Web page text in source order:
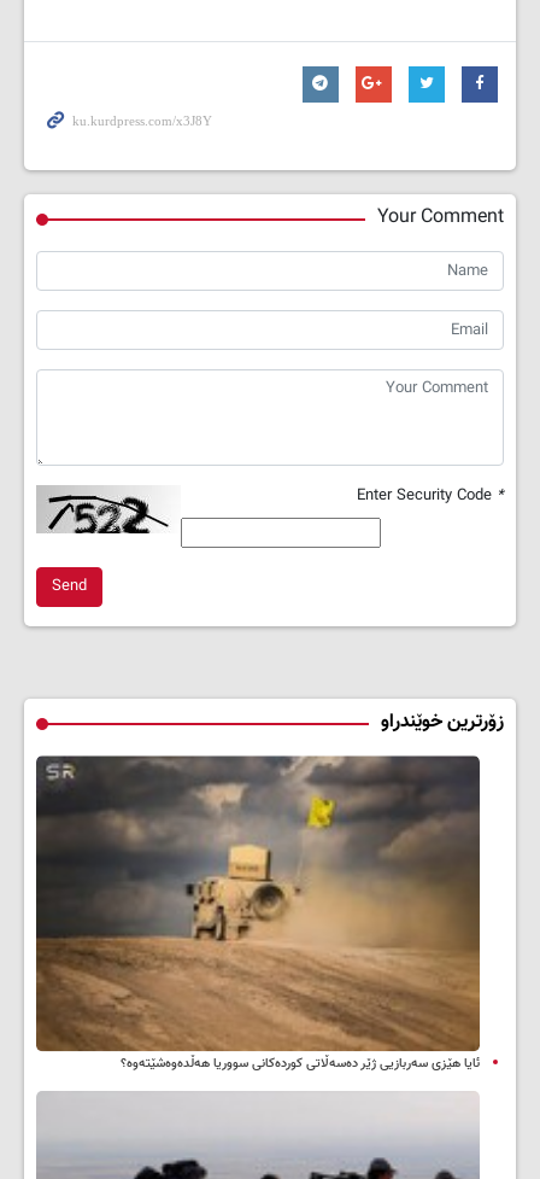
Your Comment
*
Send
زۆرترین خوێندراو
ئایا هێزی سەربازیی ژێر دەسەڵاتی کوردەکانی سووریا هەڵدەوەشێتەوە؟